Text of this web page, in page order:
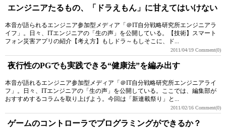
エンジニアたるもの、「ドラえもん」に甘えてはいけない
本音が語られるエンジニア参加型メディア「＠IT自分戦略研究所エンジニアラ
イフ」。日々、ITエンジニアの「生の声」を公開している。【技術】スマート
フォン災害アプリの紹介【考え方】もしドラ～もしそこに、ド...
2011/04/19 Comment(0)
夜行性のPGでも実践できる“健康法”を編み出す
本音が語れるエンジニア参加型メディア「＠IT自分戦略研究所エンジニアライ
フ」。日々、ITエンジニアの「生の声」を公開している。ここでは、編集部が
おすすめするコラムを取り上げよう。今回は「新連載祭り」と...
2011/02/16 Comment(0)
ゲームのコントローラでプログラミングができるか？